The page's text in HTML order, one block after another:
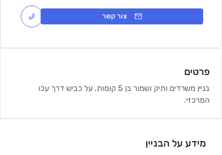
צור קשר
פרטים
בניין משרדים ותיק ושמור בן 5 קומות, על כביש דרך עכו
המרכזי.
מידע על הבניין